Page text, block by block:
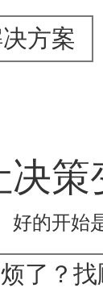
方案
决策
好的开始
了？